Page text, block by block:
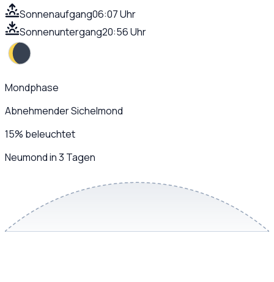
Sonnenaufgang06:07 Uhr
Sonnenuntergang20:56 Uhr
Mondphase
Abnehmender Sichelmond
15% beleuchtet
Neumond in 3 Tagen